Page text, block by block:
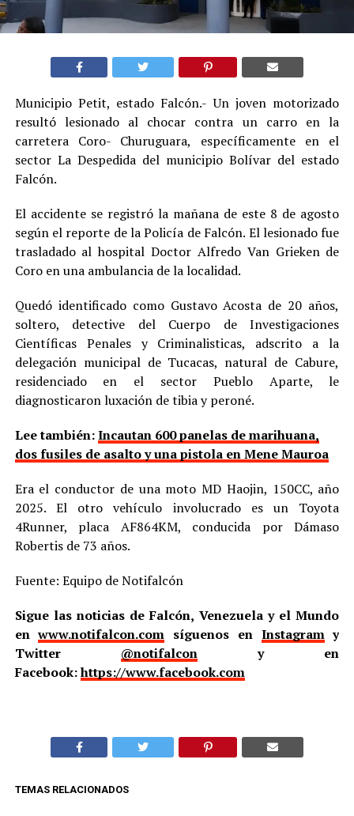
Municipio Petit, estado Falcón.- Un joven motorizado
resultó lesionado al chocar contra un carro en la
carretera Coro- Churuguara, específicamente en el
sector La Despedida del municipio Bolívar del estado
Falcón.
El accidente se registró la mañana de este 8 de agosto
según el reporte de la Policía de Falcón. El lesionado fue
trasladado al hospital Doctor Alfredo Van Grieken de
Coro en una ambulancia de la localidad.
Quedó identificado como Gustavo Acosta de 20 años,
soltero, detective del Cuerpo de Investigaciones
Científicas Penales y Criminalisticas, adscrito a la
delegación municipal de Tucacas, natural de Cabure,
residenciado en el sector Pueblo Aparte, le
diagnosticaron luxación de tibia y peroné.
Lee también:Incautan 600 panelas de marihuana,
dos fusiles de asalto y una pistola en Mene Mauroa
Era el conductor de una moto MD Haojin, 150CC, año
2025. El otro vehículo involucrado es un Toyota
4Runner, placa AF864KM, conducida por Dámaso
Robertis de 73 años.
Fuente: Equipo de Notifalcón
Sigue las noticias de Falcón, Venezuela y el Mundo
enwww.notifalcon.com síguenos en Instagramy
Twitter @notifalcony en
Facebook:https://www.facebook.com
TEMAS RELACIONADOS